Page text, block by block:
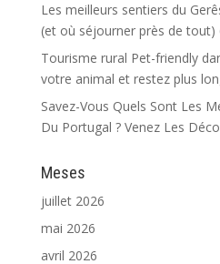
Les meilleurs sentiers du
(et où séjourner près de tout)
Tourisme rural Pet-friendly
votre animal et restez plus
Savez-Vous Quels Sont Les
Du Portugal ? Venez Les
Meses
juillet 2026
mai 2026
avril 2026